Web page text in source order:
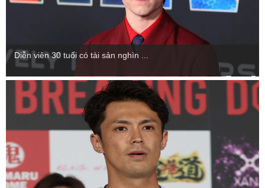
Diễn viên 30 tuổi có tài sản nghìn ...